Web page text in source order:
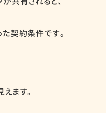
た契約条件です。
ます。